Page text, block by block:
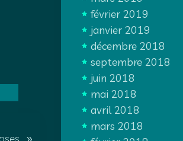
février 2019
janvier 2019
décembre 2018
septembre 2018
juin 2018
mai 2018
avril 2018
mars 2018